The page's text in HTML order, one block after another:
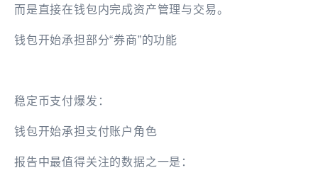
而是直接在钱包内完成资产管理与交易。
钱包开始承担部分“券商”的功能
稳定币支付爆发：
钱包开始承担支付账户角色
报告中最值得关注的数据之一是：